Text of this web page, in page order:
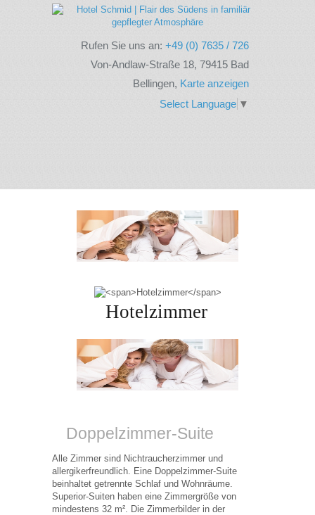
Rufen Sie uns an: +49 (0) 7635 / 726
Von-Andlaw-Straße 18, 79415 Bad
Bellingen, Karte anzeigen
Select Language ▼
Hotelzimmer
Doppelzimmer-Suite
Alle Zimmer sind Nichtraucherzimmer und
allergikerfreundlich. Eine Doppelzimmer-Suite
beinhaltet getrennte Schlaf und Wohnräume.
Superior-Suiten haben eine Zimmergröße von
mindestens 32 m². Die Zimmerbilder in der